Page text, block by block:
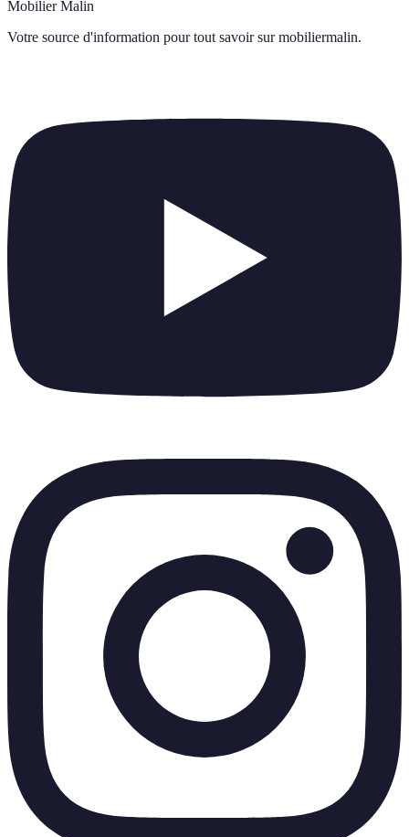
Mobilier Malin
Votre source d'information pour tout savoir sur mobiliermalin.